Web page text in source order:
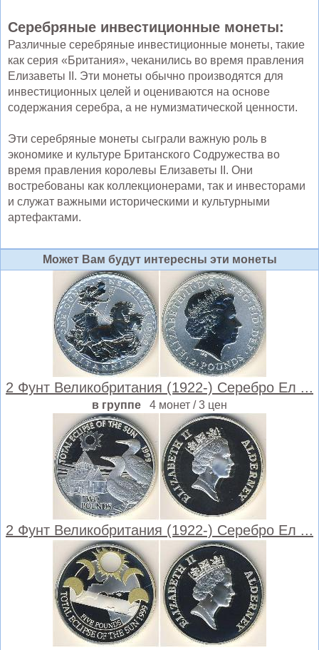
Серебряные инвестиционные монеты:
Различные серебряные инвестиционные монеты, такие
как серия «Британия», чеканились во время правления
Елизаветы II. Эти монеты обычно производятся для
инвестиционных целей и оцениваются на основе
содержания серебра, а не нумизматической ценности.
Эти серебряные монеты сыграли важную роль в
экономике и культуре Британского Содружества во
время правления королевы Елизаветы II. Они
востребованы как коллекционерами, так и инвесторами
и служат важными историческими и культурными
артефактами.
Может Вам будут интересны эти монеты
2 Фунт Великобритания (1922-) Серебро Ел ...
в группе 4 монет / 3 цен
2 Фунт Великобритания (1922-) Серебро Ел ...